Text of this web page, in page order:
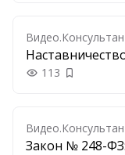
113 Добавить
Закон № 248-